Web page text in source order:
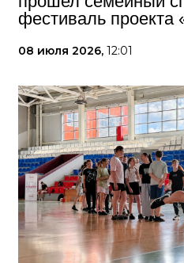
фестиваль проекта
08 июля 2026, 12:01